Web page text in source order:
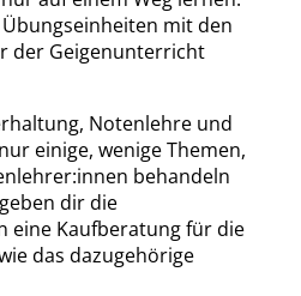
mit den
der Geigenunterricht
Notenlehre und
einige, wenige Themen,
behandeln
dir die
eine Kaufberatung für die
das dazugehörige